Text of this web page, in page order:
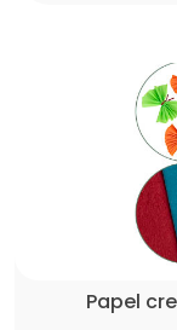
Papel